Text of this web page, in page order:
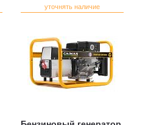
уточнять наличие